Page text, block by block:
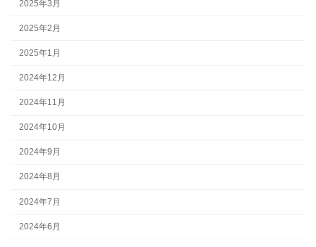
2025年3月
2025年2月
2025年1月
2024年12月
2024年11月
2024年10月
2024年9月
2024年8月
2024年7月
2024年6月